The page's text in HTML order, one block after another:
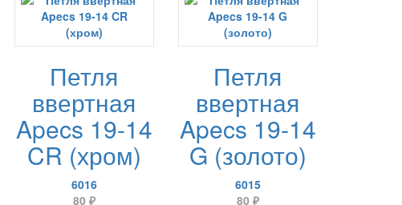
Петля
ввертная
Apecs 19-14
CR (хром)
6016
80 ₽
Петля
ввертная
Apecs 19-14
G (золото)
6015
80 ₽